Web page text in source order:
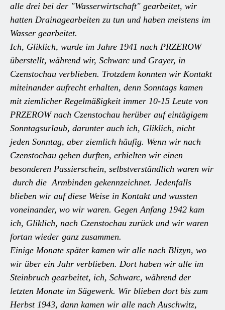
alle drei bei der "Wasserwirtschaft" gearbeitet, wir
hatten Drainagearbeiten zu tun und haben meistens im
Wasser gearbeitet.
Ich, Gliklich, wurde im Jahre 1941 nach PRZEROW
überstellt, während wir, Schwarc und Grayer, in
Czenstochau verblieben. Trotzdem konnten wir Kontakt
miteinander aufrecht erhalten, denn Sonntags kamen
mit ziemlicher Regelmäßigkeit immer 10-15 Leute von
PRZEROW nach Czenstochau herüber auf eintägigem
Sonntagsurlaub, darunter auch ich, Gliklich, nicht
jeden Sonntag, aber ziemlich häufig. Wenn wir nach
Czenstochau gehen durften, erhielten wir einen
besonderen Passierschein, selbstverständlich waren wir
durch die Armbinden gekennzeichnet. Jedenfalls
blieben wir auf diese Weise in Kontakt und wussten
voneinander, wo wir waren. Gegen Anfang 1942 kam
ich, Gliklich, nach Czenstochau zurück und wir waren
fortan wieder ganz zusammen.
Einige Monate später kamen wir alle nach Blizyn, wo
wir über ein Jahr verblieben. Dort haben wir alle im
Steinbruch gearbeitet, ich, Schwarc, während der
letzten Monate im Sägewerk. Wir blieben dort bis zum
Herbst 1943, dann kamen wir alle nach Auschwitz,